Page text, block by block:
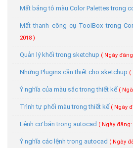
Mất bảng tô màu Color Palettes trong
Mất thanh công cụ ToolBox trong
2018 )
Quản lý khối trong sketchup ( Ngày
Những Plugins cần thiết cho sketchup (
Ý nghĩa của màu sắc trong thiết kế (
Trình tự phối màu trong thiết kế ( Ngày
Lệnh cơ bản trong autocad ( Ngày đăng:
Ý nghĩa các lệnh trong autocad ( Ngày